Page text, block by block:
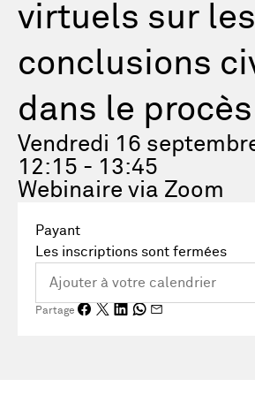
virtuels sur les
conclusions
dans le
Vendredi 16
12:15 - 13:45
Webinaire via Zoom
Payant
Les inscriptions sont fermées
Partage